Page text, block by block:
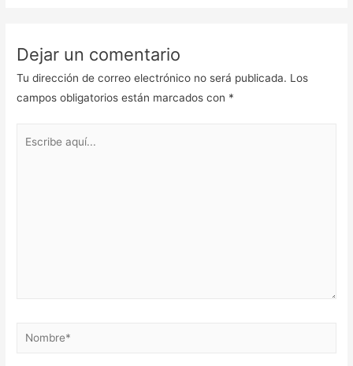
Dejar un comentario
Tu dirección de correo electrónico no será publicada. Los
campos obligatorios están marcados con *
Nombre*